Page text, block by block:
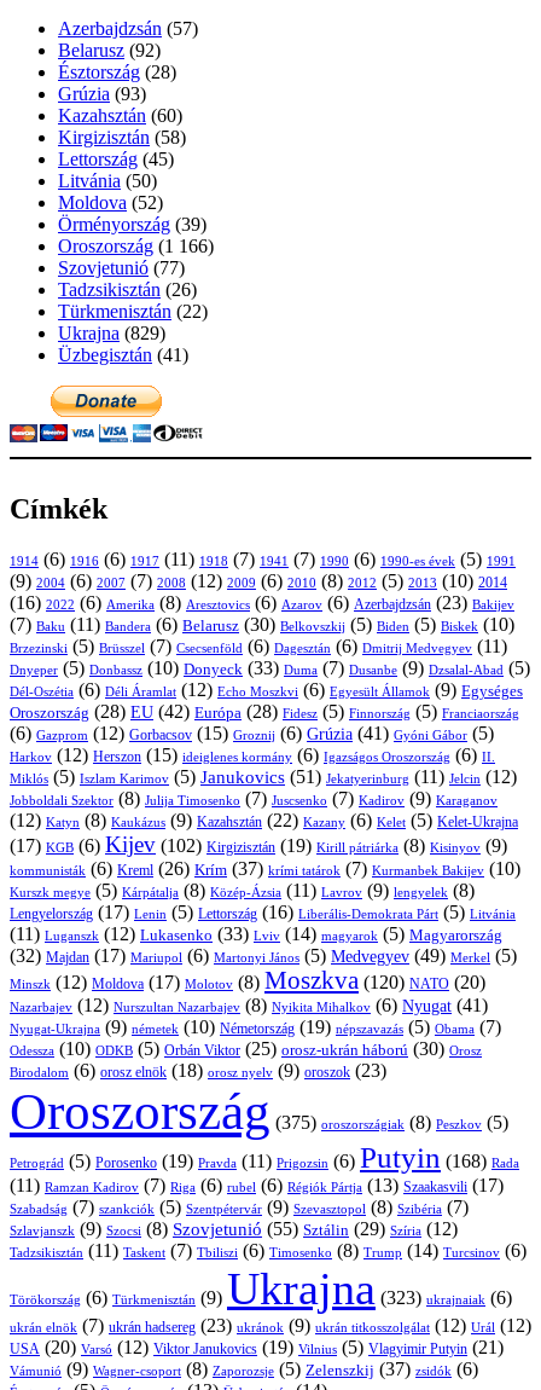
Azerbajdzsán (57)
Belarusz (92)
Észtország (28)
Grúzia (93)
Kazahsztán (60)
Kirgizisztán (58)
Lettország (45)
Litvánia (50)
Moldova (52)
Örményország (39)
Oroszország (1 166)
Szovjetunió (77)
Tadzsikisztán (26)
Türkmenisztán (22)
Ukrajna (829)
Üzbegisztán (41)
Címkék
1914 (6) 1916 (6) 1917 (11) 1918 (7) 1941 (7) 1990 (6) 1990-es évek (5) 1991
(9) 2004 (6) 2007 (7) 2008 (12) 2009 (6) 2010 (8) 2012 (5) 2013 (10) 2014
(16) 2022 (6) Amerika (8) Aresztovics (6) Azarov (6) Azerbajdzsán (23) Bakijev
(7) Baku (11) Bandera (6) Belarusz (30) Belkovszkij (5) Biden (5) Biskek (10)
Brzezinski (5) Brüsszel (7) Csecsenföld (6) Dagesztán (6) Dmitrij Medvegyev (11)
Dnyeper (5) Donbassz (10) Donyeck (33) Duma (7) Dusanbe (9) Dzsalal-Abad (5)
Dél-Oszétia (6) Déli Áramlat (12) Echo Moszkvi (6) Egyesült Államok (9) Egységes
Oroszország (28) EU (42) Európa (28) Fidesz (5) Finnország (5) Franciaország
(6) Gazprom (12) Gorbacsov (15) Groznij (6) Grúzia (41) Gyóni Gábor (5)
Harkov (12) Herszon (15) ideiglenes kormány (6) Igazságos Oroszország (6) II.
Miklós (5) Iszlam Karimov (5) Janukovics (51) Jekatyerinburg (11) Jelcin (12)
Jobboldali Szektor (8) Julija Timosenko (7) Juscsenko (7) Kadirov (9) Karaganov
(12) Katyn (8) Kaukázus (9) Kazahsztán (22) Kazany (6) Kelet (5) Kelet-Ukrajna
(17) KGB (6) Kijev (102) Kirgizisztán (19) Kirill pátriárka (8) Kisinyov (9)
kommunisták (6) Kreml (26) Krím (37) krími tatárok (7) Kurmanbek Bakijev (10)
Kurszk megye (5) Kárpátalja (8) Közép-Ázsia (11) Lavrov (9) lengyelek (8)
Lengyelország (17) Lenin (5) Lettország (16) Liberális-Demokrata Párt (5) Litvánia
(11) Luganszk (12) Lukasenko (33) Lviv (14) magyarok (5) Magyarország
(32) Majdan (17) Mariupol (6) Martonyi János (5) Medvegyev (49) Merkel (5)
Minszk (12) Moldova (17) Molotov (8) Moszkva (120) NATO (20)
Nazarbajev (12) Nurszultan Nazarbajev (8) Nyikita Mihalkov (6) Nyugat (41)
Nyugat-Ukrajna (9) németek (10) Németország (19) népszavazás (5) Obama (7)
Odessza (10) ODKB (5) Orbán Viktor (25) orosz-ukrán háború (30) Orosz
Birodalom (6) orosz elnök (18) orosz nyelv (9) oroszok (23)
Oroszország (375) oroszországiak (8) Peszkov (5)
Petrográd (5) Porosenko (19) Pravda (11) Prigozsin (6) Putyin (168) Rada
(11) Ramzan Kadirov (7) Riga (6) rubel (6) Régiók Pártja (13) Szaakasvili (17)
Szabadság (7) szankciók (5) Szentpétervár (9) Szevasztopol (8) Szibéria (7)
Szlavjanszk (9) Szocsi (8) Szovjetunió (55) Sztálin (29) Szíria (12)
Tadzsikisztán (11) Taskent (7) Tbiliszi (6) Timosenko (8) Trump (14) Turcsinov (6)
Törökország (6) Türkmenisztán (9) Ukrajna (323) ukrajnaiak (6)
ukrán elnök (7) ukrán hadsereg (23) ukránok (9) ukrán titkosszolgálat (12) Urál (12)
USA (20) Varsó (12) Viktor Janukovics (19) Vilnius (5) Vlagyimir Putyin (21)
Vámunió (9) Wagner-csoport (8) Zaporozsje (5) Zelenszkij (37) zsidók (6)